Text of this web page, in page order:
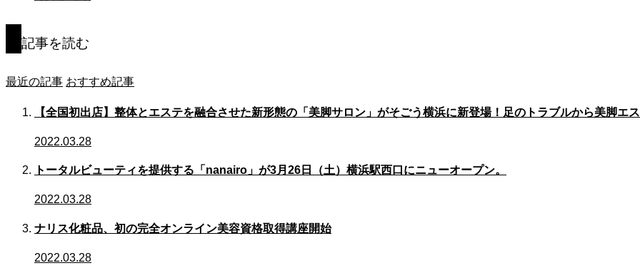
記事を読む
最近の記事 おすすめ記事
【全国初出店】整体とエステを融合させた新形態の「美脚サロン」がそごう横浜に新登場！足のトラブルから美脚エ
2022.03.28
トータルビューティを提供する「nanairo」が3月26日（土）横浜駅西口にニューオープン。
2022.03.28
ナリス化粧品、初の完全オンライン美容資格取得講座開始
2022.03.28